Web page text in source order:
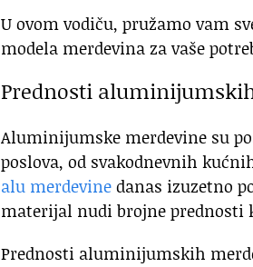
U ovom vodiču, pružamo vam
modela merdevina za vaše
Prednosti
Aluminijumske merdevine su
poslova, od svakodnevnih
alu merdevinedanas izuzetno
materijal nudi brojne prednosti
Prednosti aluminijumskih